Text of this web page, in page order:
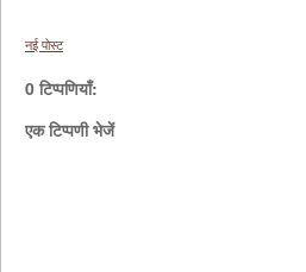
नई पोस्ट
0 टिप्पणियाँ:
एक टिप्पणी भेजें